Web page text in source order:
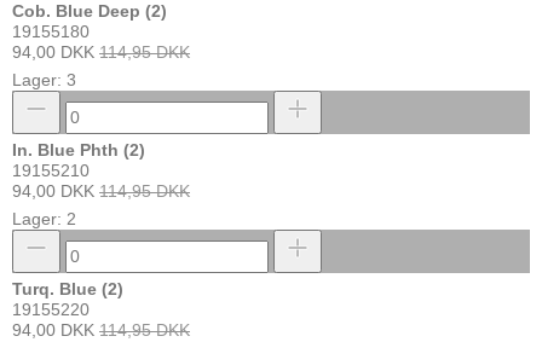
Cob. Blue Deep (2)
19155180
94,00 DKK 114,95 DKK
Lager: 3
In. Blue Phth (2)
19155210
94,00 DKK 114,95 DKK
Lager: 2
Turq. Blue (2)
19155220
94,00 DKK 114,95 DKK